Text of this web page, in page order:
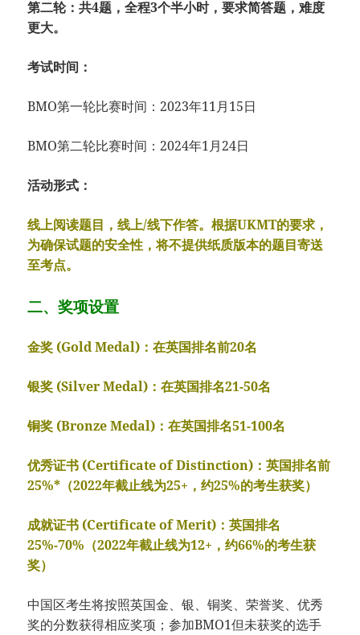
第二轮：共4题，全程3个半小时，要求简答题，难度
更大。
考试时间：
BMO第一轮比赛时间：2023年11月15日
BMO第二轮比赛时间：2024年1月24日
活动形式：
线上阅读题目，线上/线下作答。根据UKMT的要求，
为确保试题的安全性，将不提供纸质版本的题目寄送
至考点。
二、奖项设置
金奖 (Gold Medal)：在英国排名前20名
银奖 (Silver Medal)：在英国排名21-50名
铜奖 (Bronze Medal)：在英国排名51-100名
优秀证书 (Certificate of Distinction)：英国排名前
25%*（2022年截止线为25+，约25%的考生获奖）
成就证书 (Certificate of Merit)：英国排名
25%-70%（2022年截止线为12+，约66%的考生获
奖）
中国区考生将按照英国金、银、铜奖、荣誉奖、优秀
奖的分数获得相应奖项；参加BMO1但未获奖的选手